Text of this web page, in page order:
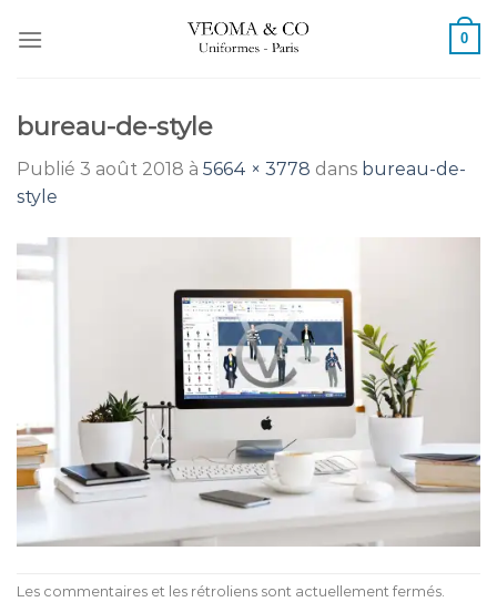
au
0
bureau-de-style
Publié 3 août 2018 à 5664 × 3778 dans bureau-de-
style
Les commentaires et les rétroliens sont actuellement fermés.